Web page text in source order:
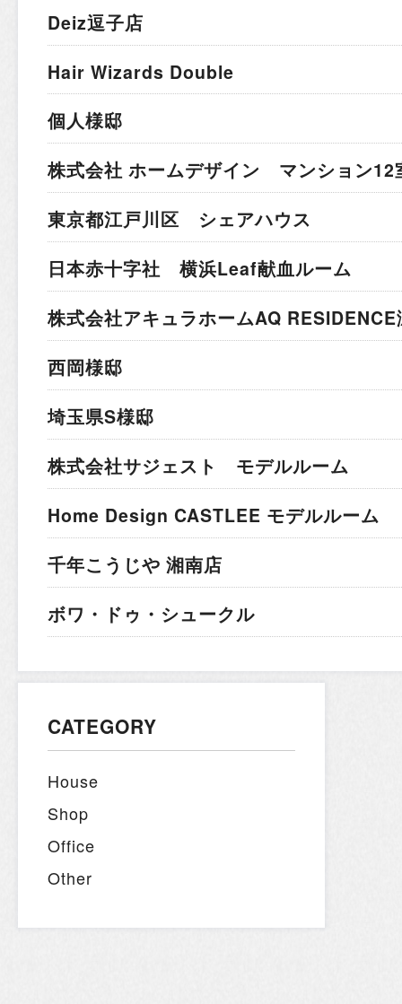
Deiz逗子店
Hair Wizards Double
個人様邸
株式会社 ホームデザイン マンション12
東京都江戸川区 シェアハウス
日本赤十字社 横浜Leaf献血ルーム
株式会社アキュラホームAQ
西岡様邸
埼玉県S様邸
株式会社サジェスト モデルルーム
Home Design CASTLEE モデルルーム
千年こうじや 湘南店
ボワ・ドゥ・シュークル
CATEGORY
House
Shop
Office
Other